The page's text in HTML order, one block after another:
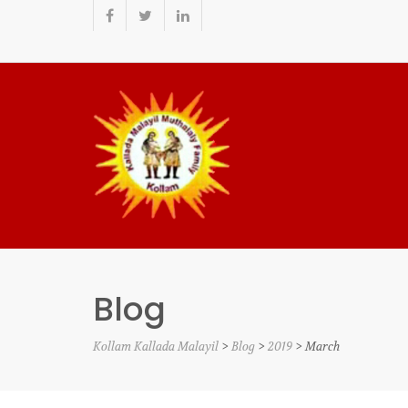
Blog
Kollam Kallada Malayil > Blog > 2019 >March